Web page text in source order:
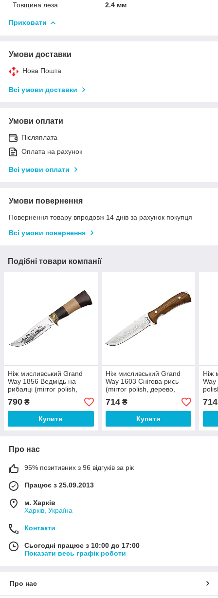
Товщина леза
2.4 мм
Приховати
Умови доставки
Нова Пошта
Всі умови доставки
Умови оплати
Післяплата
Оплата на рахунок
Всі умови оплати
Умови повернення
Повернення товару впродовж 14 днів за рахунок покупця
Всі умови повернення
Подібні товари компанії
Ніж мисливський Grand
Way 1856 Ведмідь на
рибалці (mirror polish,
дерево-метал, чохол
cordura)
790 ₴
Купити
Ніж мисливський Grand
Way 1603 Снігова рись
(mirror polish, дерево,
чохол cordura)
714₴
Купити
Ніж
Way
714
Про нас
95% позитивних з 96 відгуків за рік
Працює з 25.09.2013
м. Харків
Харків, Україна
Контакти
Сьогодні працює з 10:00 до 17:00
Показати весь графік роботи
Про нас